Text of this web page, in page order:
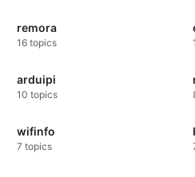
remora
16 topics
arduipi
10 topics
wifinfo
7 topics